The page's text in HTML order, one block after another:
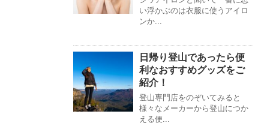
い浮かぶのは衣服に使うアイロ
ンか...
日帰り登山であったら便
利なおすすめグッズをご
紹介！
登山専門店をのぞいてみると
様々なメーカーから登山につか
える便...